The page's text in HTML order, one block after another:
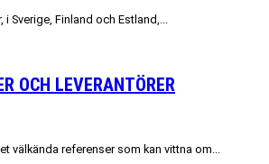
Sverige, Finland och Estland,...
OCH LEVERANTÖRER
välkända referenser som kan vittna om...